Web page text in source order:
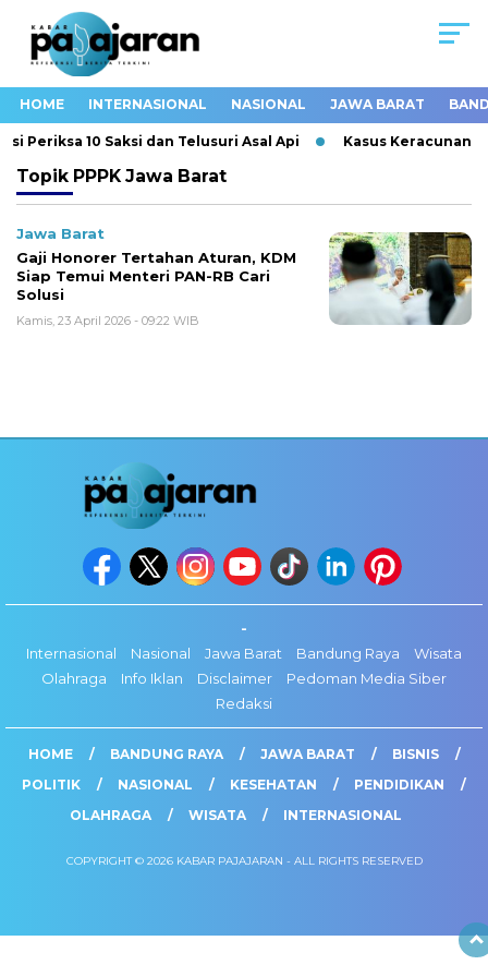
HOME INTERNASIONAL NASIONAL JAWA BARAT
Periksa 10 Saksi dan Telusuri Asal Api Kasus Keracunan
Topik PPPK Jawa Barat
Jawa Barat
Gaji Honorer Tertahan Aturan, KDM
Siap Temui Menteri PAN-RB Cari
Solusi
Kamis, 23 April 2026 - 09:22 WIB
-
Internasional
Nasional Jawa Barat Bandung Raya
Wisata
Olahraga
Info Iklan Disclaimer
Pedoman Media Siber
Redaksi
HOME BANDUNG RAYA JAWA BARAT
BISNIS
POLITIK
NASIONAL KESEHATAN
PENDIDIKAN
OLAHRAGA
WISATA INTERNASIONAL
COPYRIGHT © 2026 KABAR PAJAJARAN - ALL RIGHTS RESERVED